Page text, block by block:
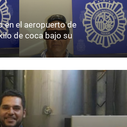
en el aeropuerto de
de coca bajo su